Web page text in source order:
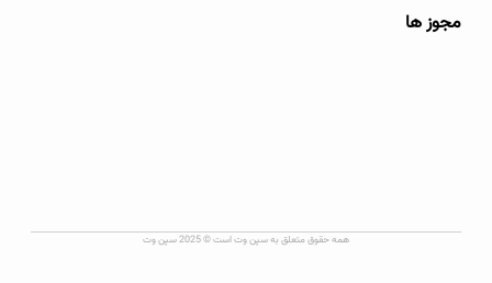
مجوز ها
همه حقوق متعلق به سپن وت است © 2025 سپن وت